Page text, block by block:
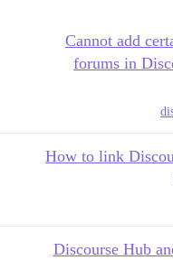
Cannot add
forums in
How to link
Discourse Hub